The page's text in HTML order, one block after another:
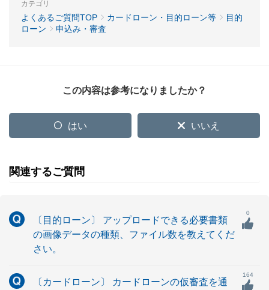
カテゴリ
よくあるご質問TOP カードローン・目的ローン等
目的
ローン
申込み・審査
この内容は参考になりましたか？
はい いいえ
関連するご質問
〔目的ローン〕 アップロードできる必要書類
の画像データの種類、ファイル数を教えてくだ
さい。
0
〔カードローン〕 カードローンの仮審査を通
164